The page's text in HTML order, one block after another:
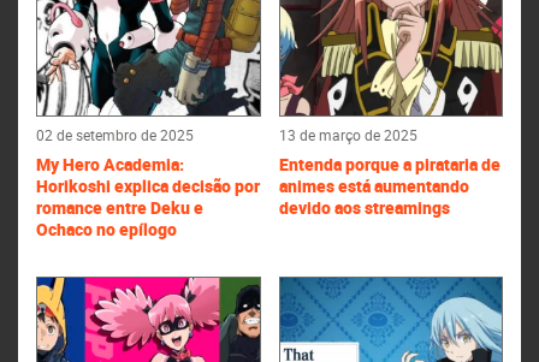
02 de setembro de 2025
My Hero Academia:
Horikoshi explica decisão por
romance entre Deku e
Ochaco no epílogo
13 de março de 2025
Entenda porque a pirataria de
animes está aumentando
devido aos streamings